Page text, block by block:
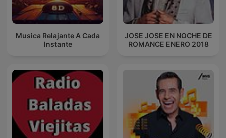
Musica Relajante A Cada
Instante
JOSE JOSE EN NOCHE DE
ROMANCE ENERO 2018